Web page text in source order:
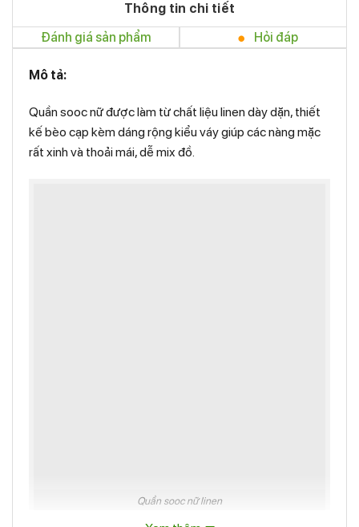
Thông tin chi tiết
Đánh giá sản phẩm
Hỏi đáp
Mô tả:
Quần sooc nữ được làm từ chất liệu linen dày dặn, thiết
kế bèo cạp kèm dáng rộng kiểu váy giúp các nàng mặc
rất xinh và thoải mái, dễ mix đồ.
Quần sooc nữ linen